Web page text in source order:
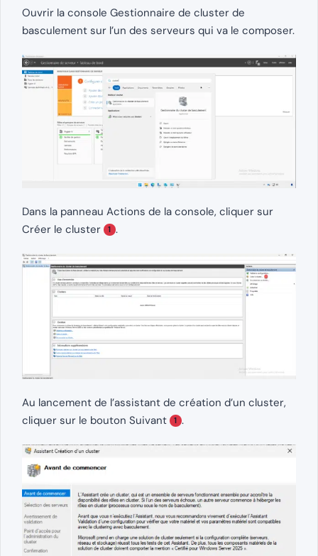
Ouvrir la console Gestionnaire de cluster de
basculement sur l’un des serveurs qui va le composer.
Dans la panneau Actions de la console, cliquer sur
Créer le cluster
1 .
Au lancement de l’assistant de création d’un cluster,
cliquer sur le bouton Suivant
1 .